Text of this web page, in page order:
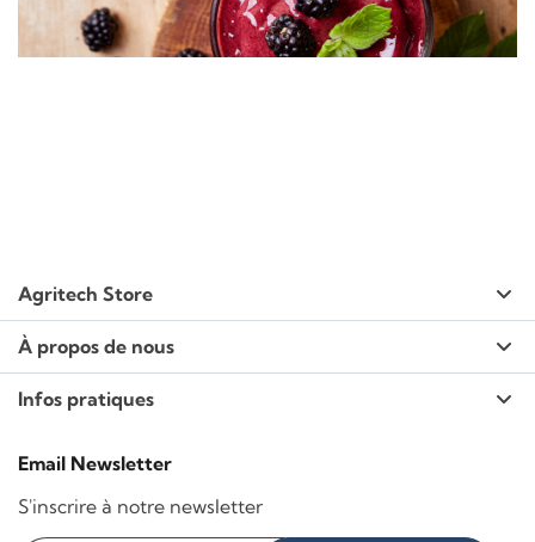
Agritech Store
À propos de nous
Infos pratiques
Email Newsletter
S'inscrire à notre newsletter